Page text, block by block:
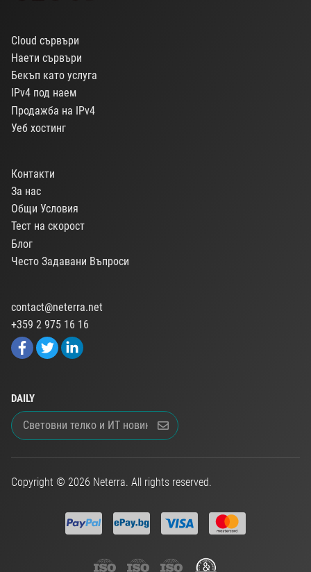
Cloud сървъри
Наети сървъри
Бекъп като услуга
IPv4 под наем
Продажба на IPv4
Уеб хостинг
Контакти
За нас
Общи Условия
Тест на скорост
Блог
Често Задавани Въпроси
contact@neterra.net
+359 2 975 16 16
DAILY
Copyright © 2026 Neterra. All rights reserved.